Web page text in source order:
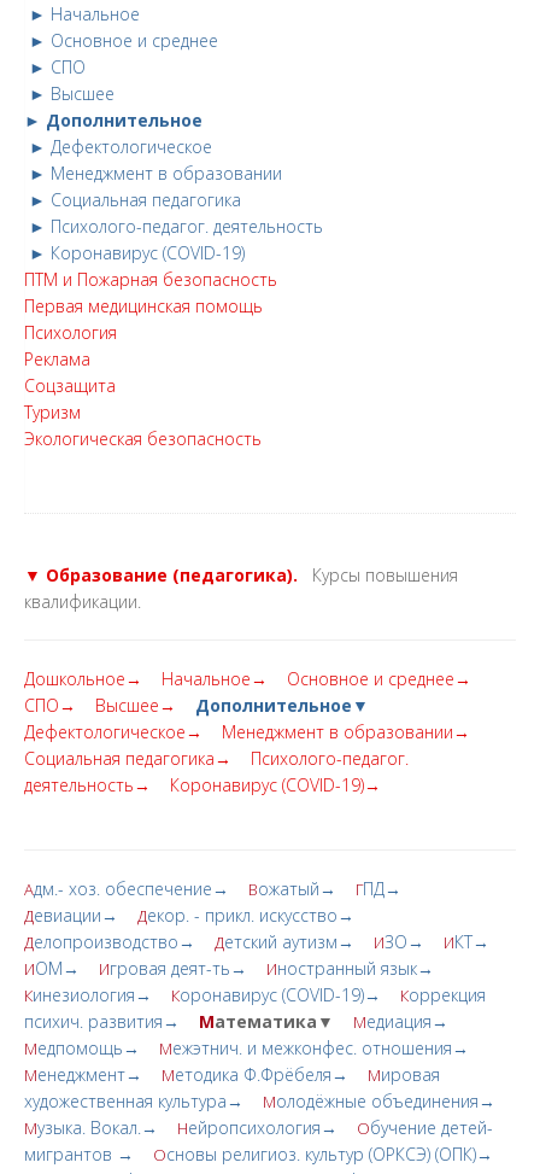
► Начальное
► Основное и среднее
► СПО
► Высшее
► Дополнительное
► Дефектологическое
► Менеджмент в образовании
► Социальная педагогика
► Психолого-педагог. деятельность
► Коронавирус (COVID-19)
ПТМ и Пожарная безопасность
Первая медицинская помощь
Психология
Реклама
Соцзащита
Туризм
Экологическая безопасность
▼ Образование (педагогика).
Курсы повышения
квалификации.
Дошкольное→ Начальное→
Основное и среднее→
СПО→
Высшее→
Дополнительное▼
Дефектологическое→
Менеджмент в образовании→
Социальная педагогика→
Психолого-педагог.
деятельность→
Коронавирус (COVID-19)→
Адм.- хоз. обеспечение→ Вожатый→ ГПД→
Девиации→ Декор. - прикл. искусство→
Делопроизводство→ Детский аутизм→ ИЗО→ ИКТ→
ИОМ→ Игровая деят-ть→ Иностранный язык→
Кинезиология→ Коронавирус (COVID-19)→ Коррекция
психич. развития→
Математика▼ Медиация→
Медпомощь→ Межэтнич. и межконфес. отношения→
Менеджмент→ Методика Ф.Фрёбеля→ Мировая
художественная культура→
Молодёжные объединения→
Музыка. Вокал.→ Нейропсихология→ Обучение детей-
мигрантов →
Основы религиоз. культур (ОРКСЭ) (ОПК)→